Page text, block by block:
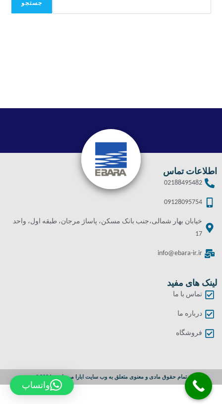
جستجو
اطلاعات تماس
02188495482
09128095754
خیابان بهار شمالی،جنب بانک مسکن، پاساژ مرجان، طبقه اول، واحد
17
info@ebara-ir.ir
لینک های مفید
تماس با ما
درباره ما
فروشگاه
تمام حقوق مادی و معنوی متعلق به وب سایت ابارا می باشد. 2024©
واتساپ